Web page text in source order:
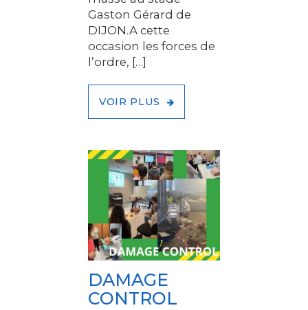
Gaston Gérard de
DIJON.A cette
occasion les forces de
l’ordre, […]
VOIR PLUS
DAMAGE
CONTROL